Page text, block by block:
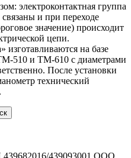
электроконтактная группа
и при переходе
значение) происходит
цепи.
на базе
510 и ТМ-610 с диаметрами
После установки
технический
439093001 ООО